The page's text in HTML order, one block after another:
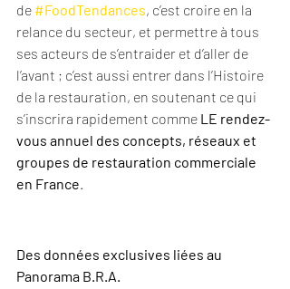
de #FoodTendances, c’est croire en la
relance du secteur, et permettre à tous
ses acteurs de s’entraider et d’aller de
l’avant ; c’est aussi entrer dans l’Histoire
de la restauration, en soutenant ce qui
s’inscrira rapidement comme LE rendez-
vous annuel des concepts, réseaux et
groupes de restauration commerciale
en France.
Des données exclusives liées au
Panorama B.R.A.